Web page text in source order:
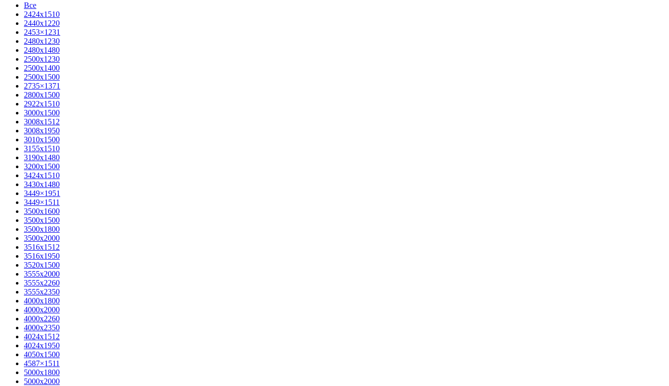
Все
2424х1510
2440х1220
2453×1231
2480х1230
2480х1480
2500х1230
2500х1400
2500х1500
2735×1371
2800х1500
2922х1510
3000х1500
3008х1512
3008х1950
3010х1500
3155х1510
3190х1480
3200х1500
3424х1510
3430х1480
3449×1951
3449×1511
3500x1600
3500х1500
3500х1800
3500х2000
3516х1512
3516х1950
3520х1500
3555х2000
3555х2260
3555х2350
4000х1800
4000х2000
4000х2260
4000х2350
4024х1512
4024х1950
4050х1500
4587×1511
5000х1800
5000х2000